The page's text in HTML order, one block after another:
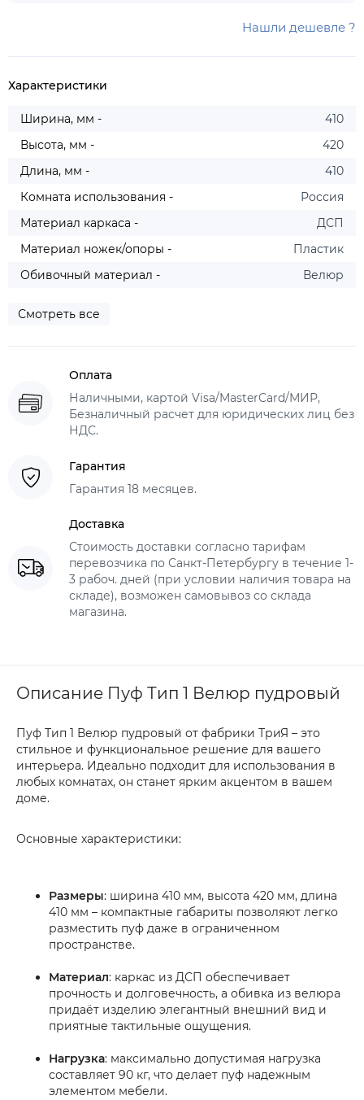
Нашли дешевле ?
Характеристики
Ширина, мм -
410
Высота, мм -
420
Длина, мм -
410
Комната использования -
Россия
Материал каркаса -
ДСП
Материал ножек/опоры -
Пластик
Обивочный материал -
Велюр
Смотреть все
Оплата
Наличными, картой Visa/MasterCard/МИР,
Безналичный расчет для юридических лиц без
НДС.
Гарантия
Гарантия 18 месяцев.
Доставка
Стоимость доставки согласно тарифам
перевозчика по Санкт-Петербургу в течение 1-
3 рабоч. дней (при условии наличия товара на
складе), возможен самовывоз со склада
магазина.
Описание Пуф Тип 1 Велюр пудровый
Пуф Тип 1 Велюр пудровый от фабрики ТриЯ – это
стильное и функциональное решение для вашего
интерьера. Идеально подходит для использования в
любых комнатах, он станет ярким акцентом в вашем
доме.
Основные характеристики:
Размеры: ширина 410 мм, высота 420 мм, длина
410 мм – компактные габариты позволяют легко
разместить пуф даже в ограниченном
пространстве.
Материал: каркас из ДСП обеспечивает
прочность и долговечность, а обивка из велюра
придаёт изделию элегантный внешний вид и
приятные тактильные ощущения.
Нагрузка: максимально допустимая нагрузка
составляет 90 кг, что делает пуф надежным
элементом мебели.